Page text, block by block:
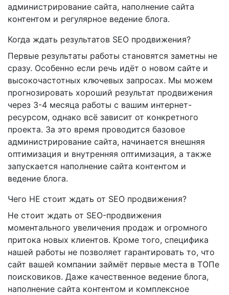
администрирование сайта, наполнение сайта
контентом и регулярное ведение блога.
Когда ждать результатов SEO продвижения?
Первые результаты работы становятся заметны не
сразу. Особенно если речь идёт о новом сайте и
высокочастотных ключевых запросах. Мы можем
прогнозировать хороший результат продвижения
через 3-4 месяца работы с вашим интернет-
ресурсом, однако всё зависит от конкретного
проекта. За это время проводится базовое
администрирование сайта, начинается внешняя
оптимизация и внутренняя оптимизация, а также
запускается наполнение сайта контентом и
ведение блога.
Чего НЕ стоит ждать от SEO продвижения?
Не стоит ждать от SEO-продвижения
моментального увеличения продаж и огромного
притока новых клиентов. Кроме того, специфика
нашей работы не позволяет гарантировать то, что
сайт вашей компании займёт первые места в ТОПе
поисковиков. Даже качественное ведение блога,
наполнение сайта контентом и комплексное